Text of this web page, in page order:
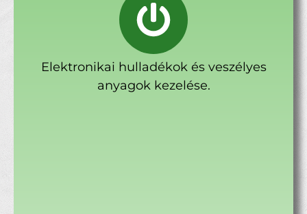
Elektronikai hulladékok és veszélyes
anyagok kezelése.